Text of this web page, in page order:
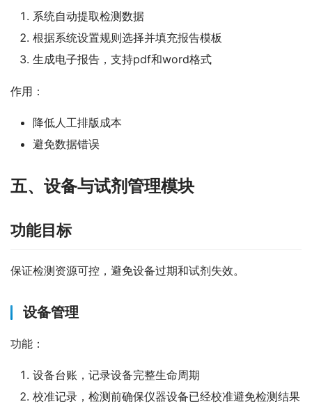
系统自动提取检测数据
根据系统设置规则选择并填充报告模板
生成电子报告，支持pdf和word格式
作用：
降低人工排版成本
避免数据错误
五、设备与试剂管理模块
功能目标
保证检测资源可控，避免设备过期和试剂失效。
设备管理
功能：
设备台账，记录设备完整生命周期
校准记录，检测前确保仪器设备已经校准避免检测结果